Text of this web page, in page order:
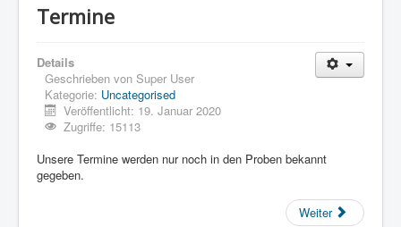
Termine
Details
Geschrieben von Super User
Kategorie: Uncategorised
Veröffentlicht: 19. Januar 2020
Zugriffe: 15113
Unsere Termine werden nur noch in den Proben bekannt
gegeben.
Weiter